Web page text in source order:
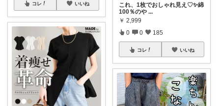
コレ いいね
これ、1枚でおしゃれ見え♡✨綿
100％のや ...
￥ 2,999
0 0 185
コレ いいね